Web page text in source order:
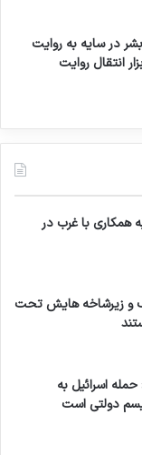
در سایه به روایت
انتقال روایت
همکاری با غرب در
و زیرشاخه هایش تحت
اسرائیل به
دولتی است